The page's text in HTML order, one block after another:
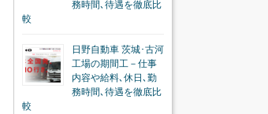
務時間､待遇を徹底比
較
日野自動車 茨城･古河
工場の期間工－仕事
内容や給料､休日､勤
務時間､待遇を徹底比
較